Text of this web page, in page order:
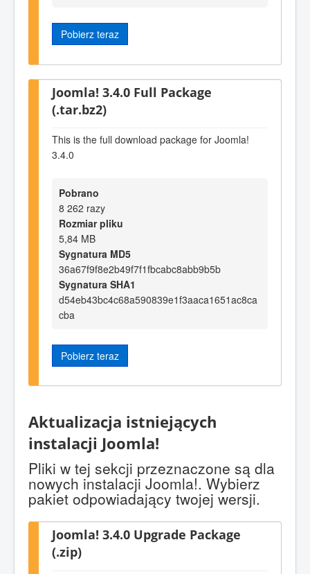
Pobierz teraz
Joomla! 3.4.0 Full Package
(.tar.bz2)
This is the full download package for Joomla!
3.4.0
Pobrano
8 262 razy
Rozmiar pliku
5,84 MB
Sygnatura MD5
36a67f9f8e2b49f7f1fbcabc8abb9b5b
Sygnatura SHA1
d54eb43bc4c68a590839e1f3aaca1651ac8ca
cba
Pobierz teraz
Aktualizacja istniejących
instalacji Joomla!
Pliki w tej sekcji przeznaczone są dla
nowych instalacji Joomla!. Wybierz
pakiet odpowiadający twojej wersji.
Joomla! 3.4.0 Upgrade Package
(.zip)